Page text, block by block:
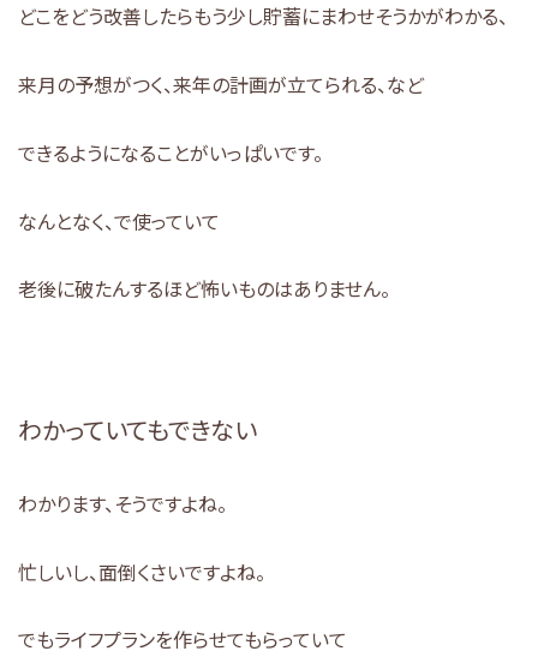
どこをどう改善したらもう少し貯蓄にまわせそうかがわかる、
来月の予想がつく、来年の計画が立てられる、など
できるようになることがいっぱいです。
なんとなく、で使っていて
老後に破たんするほど怖いものはありません。
わかっていてもできない
わかります、そうですよね。
忙しいし、面倒くさいですよね。
でもライフプランを作らせてもらっていて